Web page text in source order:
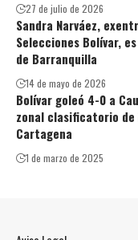
27 de julio de 2026
Sandra Narváez,
Selecciones Bolívar,
de Barranquilla
14 de mayo de 2026
Bolívar goleó 4-0 a
zonal clasificatorio
Cartagena
1 de marzo de 2025